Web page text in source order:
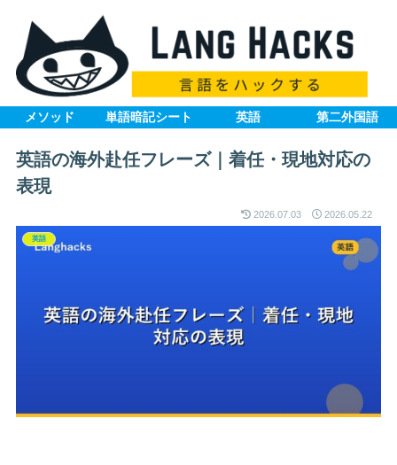
メソッド 単語暗記シート 英語 第二外国語
英語の海外赴任フレーズ｜着任・現地対応の
表現
2026.07.03 2026.05.22
英語